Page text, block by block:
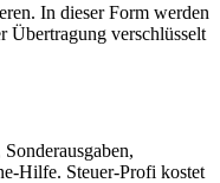
In dieser Form werden
Übertragung verschlüsselt
Hilfe. Steuer-Profi kostet